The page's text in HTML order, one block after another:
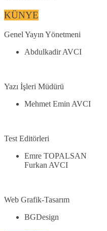
KÜNYE
Genel Yayın Yönetmeni
Abdulkadir AVCI
Yazı İşleri Müdürü
Mehmet Emin AVCI
Test Editörleri
Emre TOPALSAN
Furkan AVCI
Web Grafik-Tasarım
BGDesign